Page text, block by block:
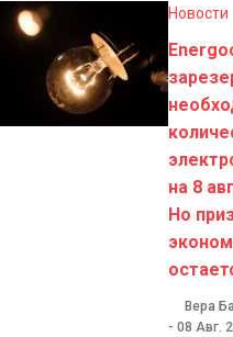
Новости
на 8
Но
Вера
- 08 Авг.